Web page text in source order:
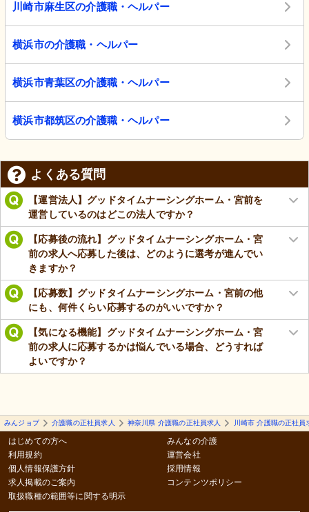
川崎市麻生区の介護職・ヘルパー
横浜市の介護職・ヘルパー
横浜市青葉区の介護職・ヘルパー
横浜市都筑区の介護職・ヘルパー
よくある質問
【運営法人】グッドタイムナーシングホーム・宮前を
運営しているのはどこの法人ですか？
【応募後の流れ】グッドタイムナーシングホーム・宮
前の求人へ応募した後は、どのように選考が進んでい
きますか？
【応募数】グッドタイムナーシングホーム・宮前の他
にも、何件くらい応募するのがいいですか？
【気になる機能】グッドタイムナーシングホーム・宮
前の求人に応募するかは悩んでいる場合、どうすれば
よいですか？
みんジョブ 介護職の正社員求人 神奈川県 介護職の正社員求人 川崎市 介護職の正社員
はじめての方へ
利用規約
個人情報保護方針
求人掲載のご案内
取扱職種の範囲等に関する明示
みんなの介護
運営会社
採用情報
コンテンツポリシー